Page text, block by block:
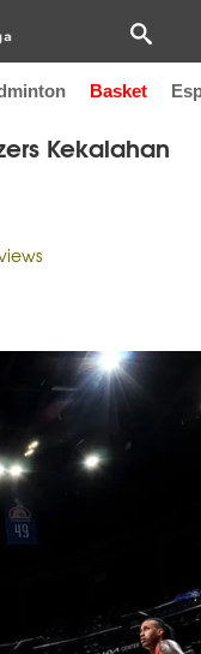
Basket
Kekalahan